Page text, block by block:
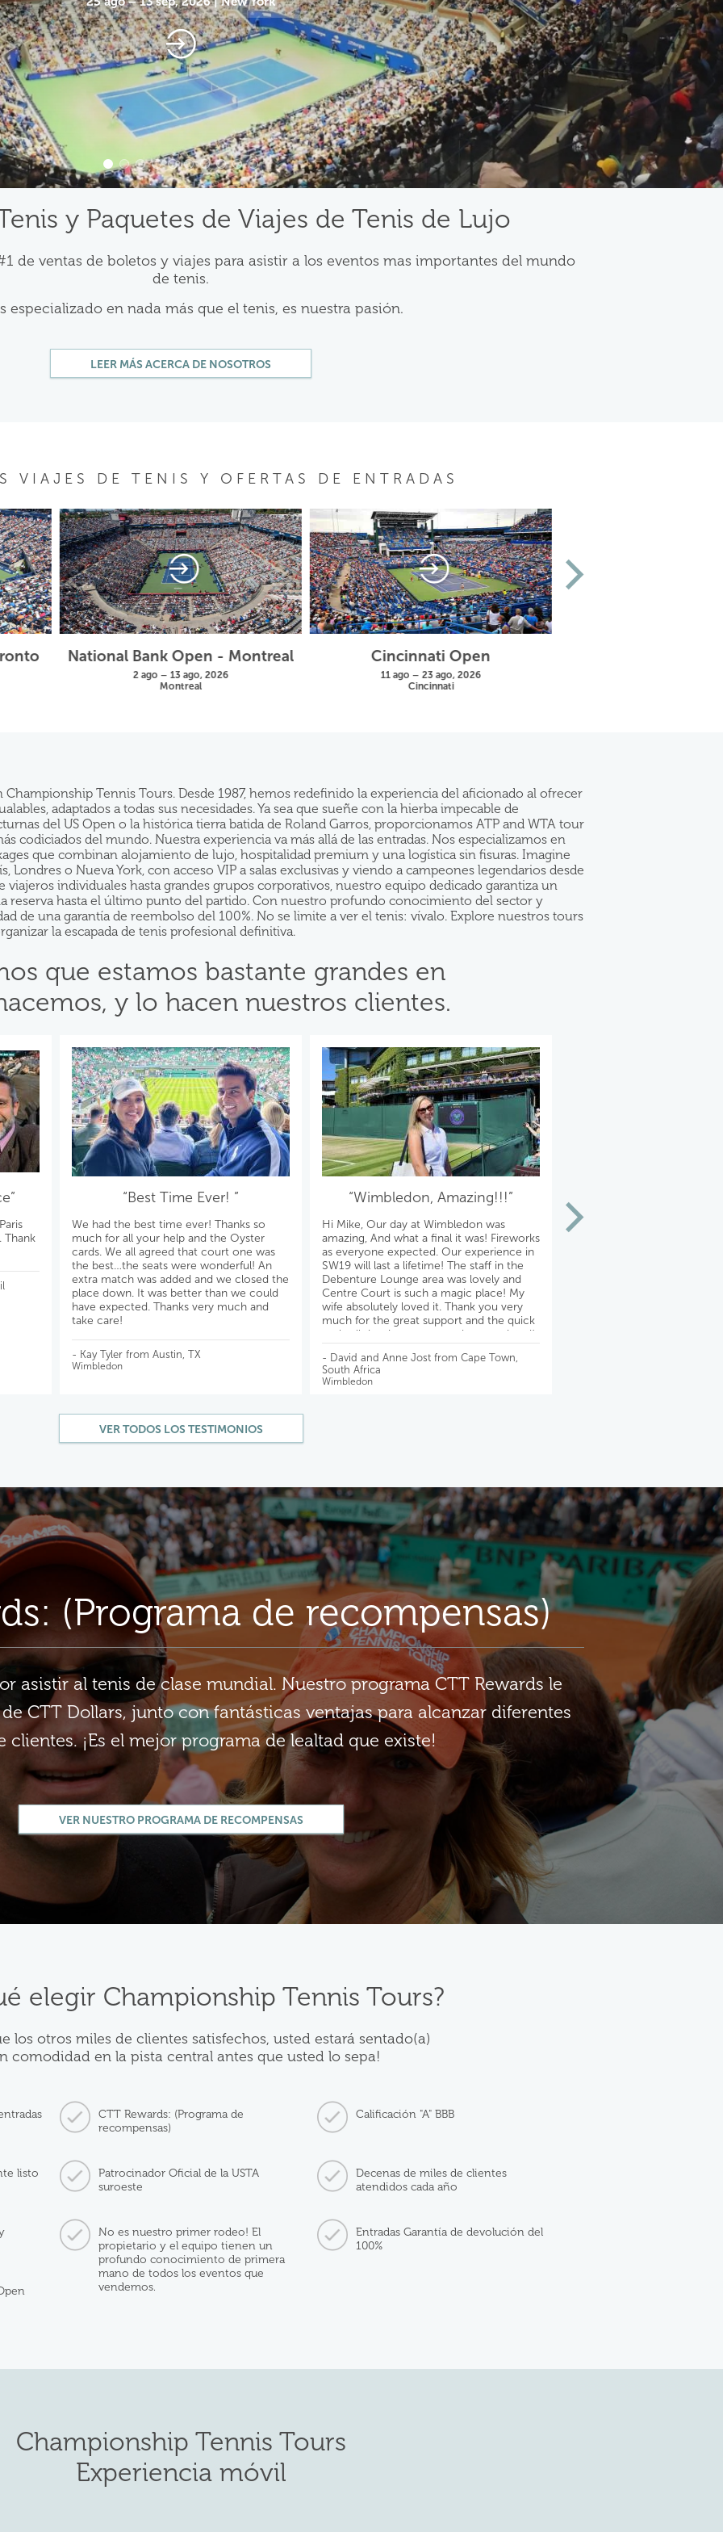
y Paquetes de Viajes de Tenis de Lujo
de ventas de boletos y viajes para asistir a los eventos mas importantes del mundo
de tenis.
especializado en nada más que el tenis, es nuestra pasión.
LEER MÁS ACERCA DE NOSOTROS
VIAJES DE TENIS Y OFERTAS DE ENTRADAS
National Bank Open - Montreal
2 ago – 13 ago, 2026
Montreal
Cincinnati Open
11 ago – 23 ago, 2026
Cincinnati
Tennis Tours. Desde 1987, hemos redefinido la experiencia del aficionado al ofrecer
adaptados a todas sus necesidades. Ya sea que sueñe con la hierba impecable de
del US Open o la histórica tierra batida de Roland Garros, proporcionamos ATP and WTA tour
codiciados del mundo. Nuestra experiencia va más allá de las entradas. Nos especializamos en
que combinan alojamiento de lujo, hospitalidad premium y una logística sin fisuras. Imagine
Londres o Nueva York, con acceso VIP a salas exclusivas y viendo a campeones legendarios desde
viajeros individuales hasta grandes grupos corporativos, nuestro equipo dedicado garantiza un
reserva hasta el último punto del partido. Con nuestro profundo conocimiento del sector y
de una garantía de reembolso del 100%. No se limite a ver el tenis: vívalo. Explore nuestros tours
la escapada de tenis profesional definitiva.
que estamos bastante grandes en
y lo hacen nuestros clientes.
Thank
“Best Time Ever! ”
We had the best time ever! Thanks so
much for all your help and the Oyster
cards. We all agreed that court one was
the best…the seats were wonderful! An
extra match was added and we closed the
place down. It was better than we could
have expected. Thanks very much and
take care!
- Kay Tyler from Austin, TX
Wimbledon
“Wimbledon, Amazing!!!”
Hi Mike, Our day at Wimbledon was
amazing, And what a final it was! Fireworks
as everyone expected. Our experience in
SW19 will last a lifetime! The staff in the
Debenture Lounge area was lovely and
Centre Court is such a magic place! My
wife absolutely loved it. Thank you very
much for the great support and the quick
reply all the time, very much appreciated!
All the best, David
- David and Anne Jost from Cape Town,
South Africa
Wimbledon
Theatre fabulous!!! The hotel
VER TODOS LOS TESTIMONIOS
(Programa de recompensas)
asistir al tenis de clase mundial. Nuestro programa CTT Rewards le
CTT Dollars, junto con fantásticas ventajas para alcanzar diferentes
clientes. ¡Es el mejor programa de lealtad que existe!
VER NUESTRO PROGRAMA DE RECOMPENSAS
elegir Championship Tennis Tours?
los otros miles de clientes satisfechos, usted estará sentado(a)
comodidad en la pista central antes que usted lo sepa!
CTT Rewards: (Programa de
recompensas)
Calificación "A" BBB
listo
Patrocinador Oficial de la USTA
suroeste
Decenas de miles de clientes
atendidos cada año
No es nuestro primer rodeo! El
propietario y el equipo tienen un
profundo conocimiento de primera
mano de todos los eventos que
vendemos.
Entradas Garantía de devolución del
100%
Championship Tennis Tours
Experiencia móvil